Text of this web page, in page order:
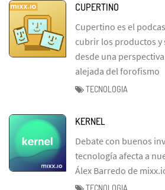
CUPERTINO
Cupertino es el
cubrir los productos y
desde una
alejada del forofismo
TECNOLOGIA
KERNEL
Debate con buenos
tecnología afecta a
Álex Barredo de